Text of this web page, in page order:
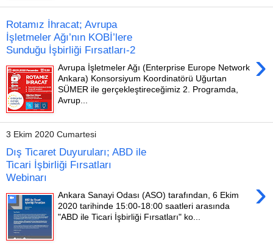
Rotamız İhracat; Avrupa
İşletmeler Ağı’nın KOBİ’lere
Sunduğu İşbirliği Fırsatları-2
›
Avrupa İşletmeler Ağı (Enterprise Europe Network
Ankara) Konsorsiyum Koordinatörü Uğurtan
SÜMER ile gerçekleştireceğimiz 2. Programda,
Avrup...
3 Ekim 2020 Cumartesi
Dış Ticaret Duyuruları; ABD ile
Ticari İşbirliği Fırsatları
Webinarı
›
Ankara Sanayi Odası (ASO) tarafından, 6 Ekim
2020 tarihinde 15:00-18:00 saatleri arasında
"ABD ile Ticari İşbirliği Fırsatları" ko...